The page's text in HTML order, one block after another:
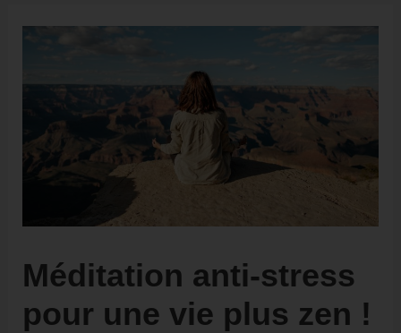
Méditation anti-stress
pour une vie plus zen !